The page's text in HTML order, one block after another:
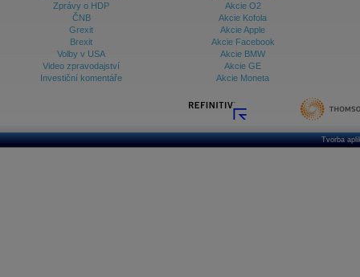
Zprávy o HDP
ČNB
Grexit
Brexit
Volby v USA
Video zpravodajství
Investiční komentáře
Akcie O2
Akcie Kofola
Akcie Apple
Akcie Facebook
Akcie BMW
Akcie GE
Akcie Moneta
Tvorba